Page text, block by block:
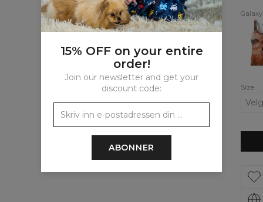
Galaxy
Two
Tank
Top
Size
15% OFF on your entire
order!
Join our newsletter and get your
discount code:
ABONNER